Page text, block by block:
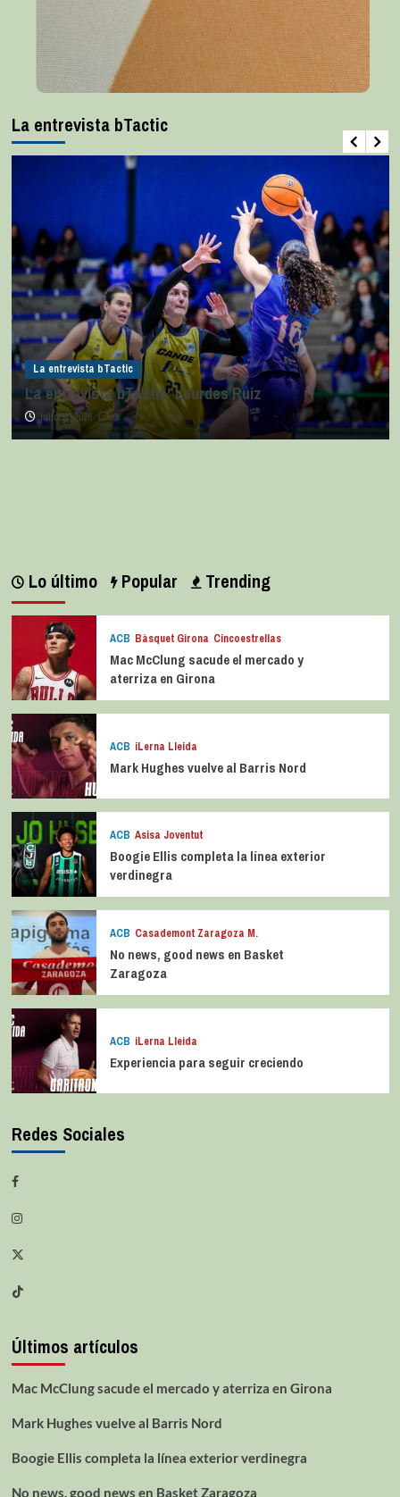
La entrevista bTactic
La entrevista bTactic
La entrevista bTactic: Lourdes Ruiz
julio 11, 2026 0
Lo último Popular Trending
ACB Bàsquet Girona Cincoestrellas
Mac McClung sacude el mercado y
aterriza en Girona
ACB iLerna Lleida
Mark Hughes vuelve al Barris Nord
ACB Asisa Joventut
Boogie Ellis completa la línea exterior
verdinegra
ACB Casademont Zaragoza M.
No news, good news en Basket
Zaragoza
ACB iLerna Lleida
Experiencia para seguir creciendo
Redes Sociales
Últimos artículos
Mac McClung sacude el mercado y aterriza en Girona
Mark Hughes vuelve al Barris Nord
Boogie Ellis completa la línea exterior verdinegra
No news, good news en Basket Zaragoza